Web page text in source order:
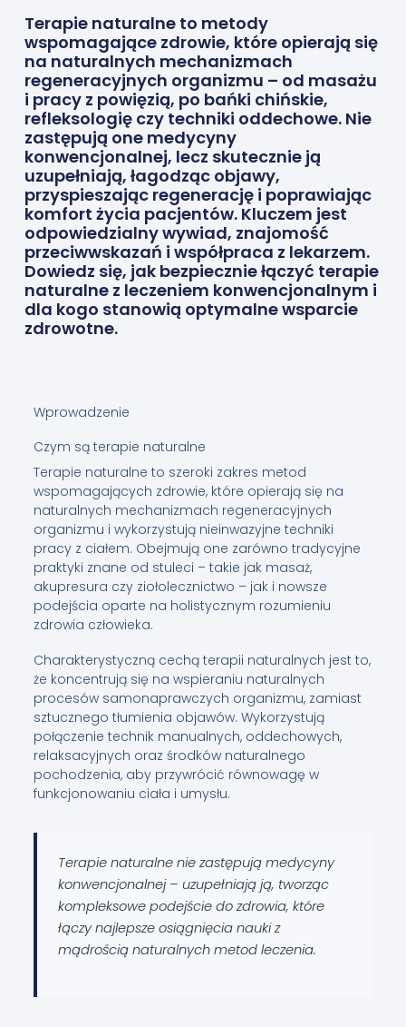
Terapie naturalne to metody
wspomagające zdrowie, które opierają się
na naturalnych mechanizmach
regeneracyjnych organizmu – od masażu
i pracy z powięzią, po bańki chińskie,
refleksologię czy techniki oddechowe. Nie
zastępują one medycyny
konwencjonalnej, lecz skutecznie ją
uzupełniają, łagodząc objawy,
przyspieszając regenerację i poprawiając
komfort życia pacjentów. Kluczem jest
odpowiedzialny wywiad, znajomość
przeciwwskazań i współpraca z lekarzem.
Dowiedz się, jak bezpiecznie łączyć terapie
naturalne z leczeniem konwencjonalnym i
dla kogo stanowią optymalne wsparcie
zdrowotne.
Wprowadzenie
Czym są terapie naturalne
Terapie naturalne to szeroki zakres metod
wspomagających zdrowie, które opierają się na
naturalnych mechanizmach regeneracyjnych
organizmu i wykorzystują nieinwazyjne techniki
pracy z ciałem. Obejmują one zarówno tradycyjne
praktyki znane od stuleci – takie jak masaż,
akupresura czy ziołolecznictwo – jak i nowsze
podejścia oparte na holistycznym rozumieniu
zdrowia człowieka.
Charakterystyczną cechą terapii naturalnych jest to,
że koncentrują się na wspieraniu naturalnych
procesów samonaprawczych organizmu, zamiast
sztucznego tłumienia objawów. Wykorzystują
połączenie technik manualnych, oddechowych,
relaksacyjnych oraz środków naturalnego
pochodzenia, aby przywrócić równowagę w
funkcjonowaniu ciała i umysłu.
Terapie naturalne nie zastępują medycyny
konwencjonalnej – uzupełniają ją, tworząc
kompleksowe podejście do zdrowia, które
łączy najlepsze osiągnięcia nauki z
mądrością naturalnych metod leczenia.